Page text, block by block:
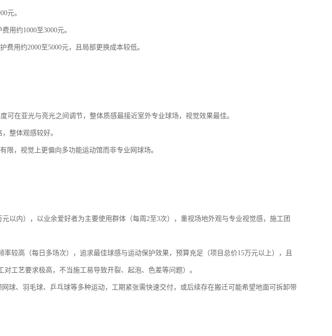
元。
用约1000至3000元。
用约2000至5000元，且局部更换成本较低。
可在亚光与亮光之间调节，整体质感最接近室外专业球场，视觉效果最佳。
整体观感较好。
限，视觉上更偏向多功能运动馆而非专业网球场。
元以内），以业余爱好者为主要使用群体（每周2至3次），重视场地外观与专业视觉感，施工团
较高（每日多场次），追求最佳球感与运动保护效果，预算充足（项目总价15万元以上），且
工艺要求极高，不当施工易导致开裂、起泡、色差等问题）。
球、羽毛球、乒乓球等多种运动，工期紧张需快速交付，或后续存在搬迁可能希望地面可拆卸带